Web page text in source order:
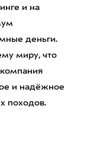
и на
деньги.
миру, что
и надёжное
походов.